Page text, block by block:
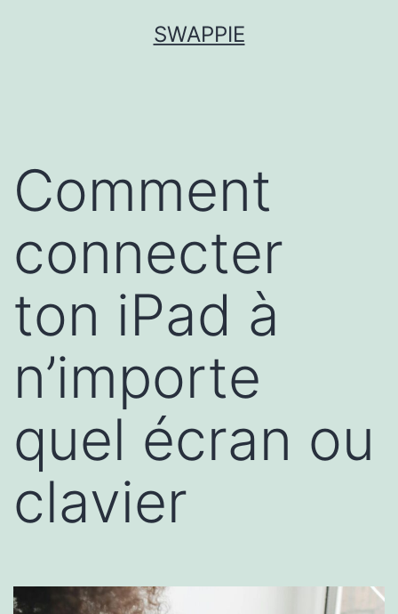
SWAPPIE
Comment
connecter
ton iPad à
n’importe
quel écran ou
clavier